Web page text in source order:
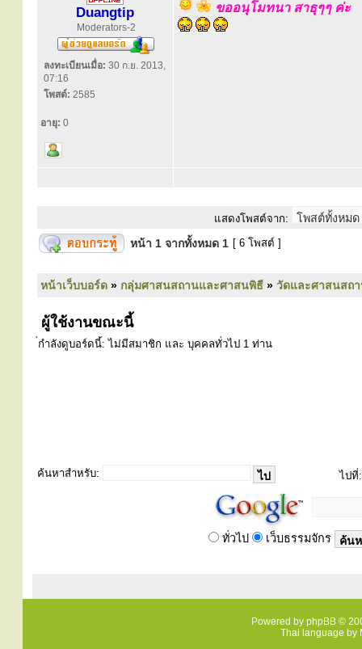
Duangtip
Moderators-2
ลงทะเบียนเมื่อ: 30 ก.ย. 2013,
07:16
โพสต์: 2585
อายุ: 0
ขออนุโมทนา สาธุๆๆ ค่ะ
แสดงโพสต์จาก:
หน้า 1 จากทั้งหมด 1 [ 6 โพสต์ ]
หน้าเว็บบอร์ด » กลุ่มศาสนสถานและศาสนพิธี » วัดและศาสนสถ
ผู้ใช้งานขณะนี้
่กำลังดูบอร์ดนี้: ไม่มีสมาชิก และ บุคคลทั่วไป 1 ท่าน
ค้นหาสำหรับ: ไปที่:
ทั่วไป เว็บธรรมจักร
Powered by phpBB ©
Thai language by